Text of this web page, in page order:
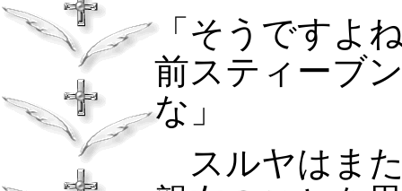
「そうですよ
前スティーブ
な」
スルヤはま